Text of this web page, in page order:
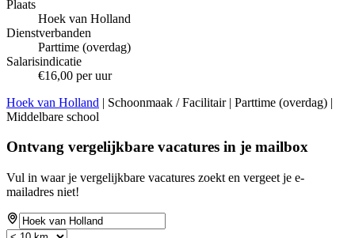
Plaats
Hoek van Holland
Dienstverbanden
Parttime (overdag)
Salarisindicatie
€16,00 per uur
Hoek van Holland | Schoonmaak / Facilitair | Parttime (overdag) |
Middelbare school
Ontvang vergelijkbare vacatures in je mailbox
Vul in waar je vergelijkbare vacatures zoekt en vergeet je e-
mailadres niet!